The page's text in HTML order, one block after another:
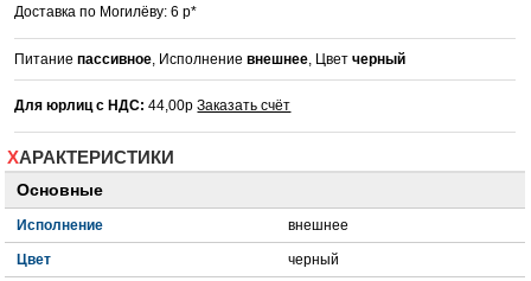
Доставка по Могилёву: 6 р*
Питаниепассивное, Исполнениевнешнее, Цветчерный
Для юрлиц с НДС: 44,00рЗаказать счёт
ХАРАКТЕРИСТИКИ
Основные
Исполнение внешнее
Цвет черный